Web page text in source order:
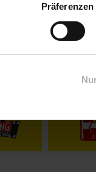
Präferenzen